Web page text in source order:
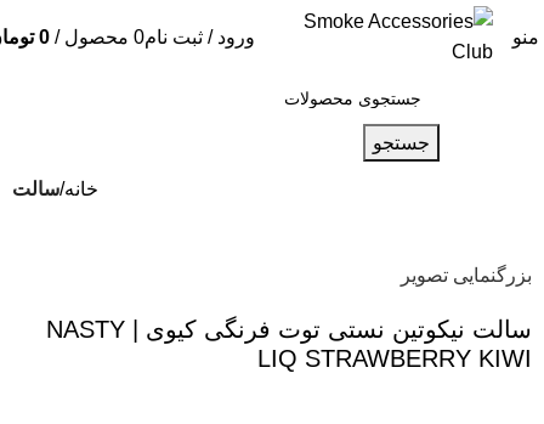
منو ورود / ثبت نام0 محصول /
0
جستجو
خانه سالت
بزرگنمایی تصویر
سالت نیکوتین نستی توت فرنگی کیوی | NASTY
LIQ STRAWBERRY KIWI